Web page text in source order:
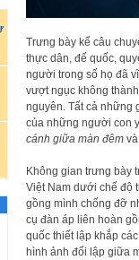
Trưng bày kể câu
thực dân, đế quốc,
người trong số họ đã
vượt ngục không
nguyên. Tất cả những
của những người con
cánh giữa màn đêmvà
Không gian trưng bày
Việt Nam dưới chế độ
gồng mình chống đỡ
cụ đàn áp liên hoàn
quốc thiết lập khắp
hình ảnh đối lập giữa